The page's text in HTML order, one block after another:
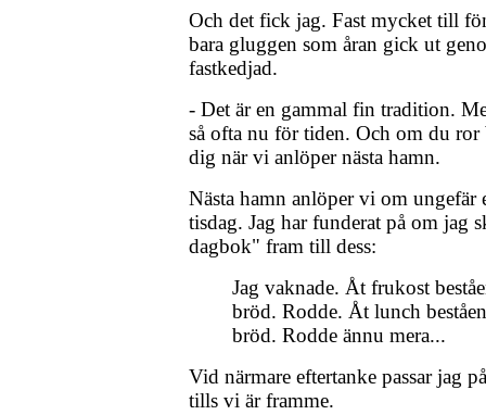
Och det fick jag. Fast mycket till
bara gluggen som åran gick ut
fastkedjad.
- Det är en gammal fin tradition.
så ofta nu för tiden. Och om du ror
dig när vi anlöper nästa hamn.
Nästa hamn anlöper vi om ungefär
tisdag. Jag har funderat på om jag
dagbok" fram till dess:
Jag vaknade. Åt frukost
bröd. Rodde. Åt lunch
bröd. Rodde ännu mera...
Vid närmare eftertanke passar jag
tills vi är framme.